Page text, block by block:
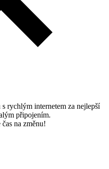
rychlým internetem za nejlepší
připojením.
na změnu!